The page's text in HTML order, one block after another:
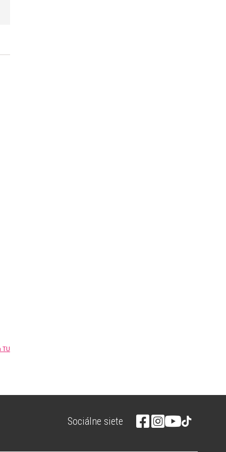
TU
Sociálne siete